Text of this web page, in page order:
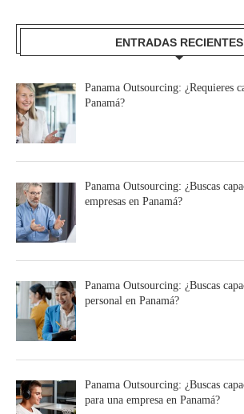
ENTRADAS RECIENTES
Panama Outsourcing: ¿Requieres
Panamá?
Panama Outsourcing: ¿Buscas
empresas en Panamá?
Panama Outsourcing: ¿Buscas
personal en Panamá?
Panama Outsourcing: ¿Buscas
para una empresa en Panamá?